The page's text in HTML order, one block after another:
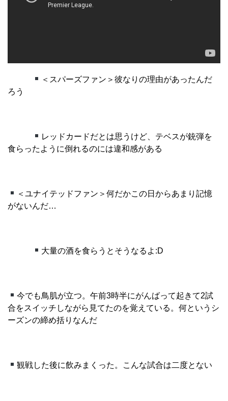
＜スパーズファン＞彼なりの理由があったんだ
ろう
レッドカードだとは思うけど、テベスが銃弾を
食らったように倒れるのには違和感がある
＜ユナイテッドファン＞何だかこの日からあまり記憶
がないんだ…
大量の酒を食らうとそうなるよ:D
今でも鳥肌が立つ。午前3時半にがんばって起きて2試
合をスイッチしながら見てたのを覚えている。何というシ
ーズンの締め括りなんだ
観戦した後に飲みまくった。こんな試合は二度とない